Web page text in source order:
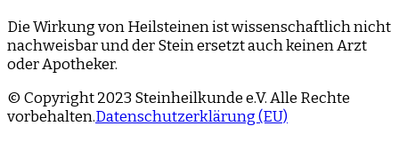
Die Wirkung von Heilsteinen ist wissenschaftlich nicht
nachweisbar und der Stein ersetzt auch keinen Arzt
oder Apotheker.
© Copyright 2023 Steinheilkunde e.V. Alle Rechte
vorbehalten.Datenschutzerklärung (EU)